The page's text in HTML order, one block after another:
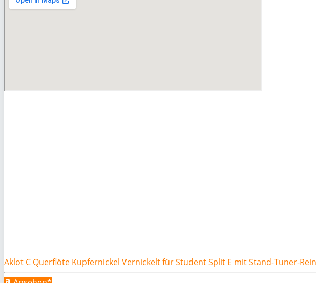
Aklot C Querflöte Kupfernickel Vernickelt für Student Split E mit Stand-Tuner-